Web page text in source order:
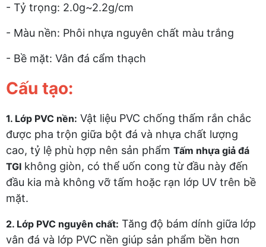
- Tỷ trọng: 2.0g~2.2g/cm
- Màu nền: Phôi nhựa nguyên chất màu trắng
- Bề mặt: Vân đá cẩm thạch
Cấu tạo:
1. Lớp PVC nền: Vật liệu PVC chống thấm rắn chắc
được pha trộn giữa bột đá và nhựa chất lượng
cao, tỷ lệ phù hợp nên sản phẩm Tấm nhựa giả đá
TGI không giòn, có thể uốn cong từ đầu này đến
đầu kia mà không vỡ tấm hoặc rạn lớp UV trên bề
mặt.
2. Lớp PVC nguyên chất: Tăng độ bám dính giữa lớp
vân đá và lớp PVC nền giúp sản phẩm bền hơn